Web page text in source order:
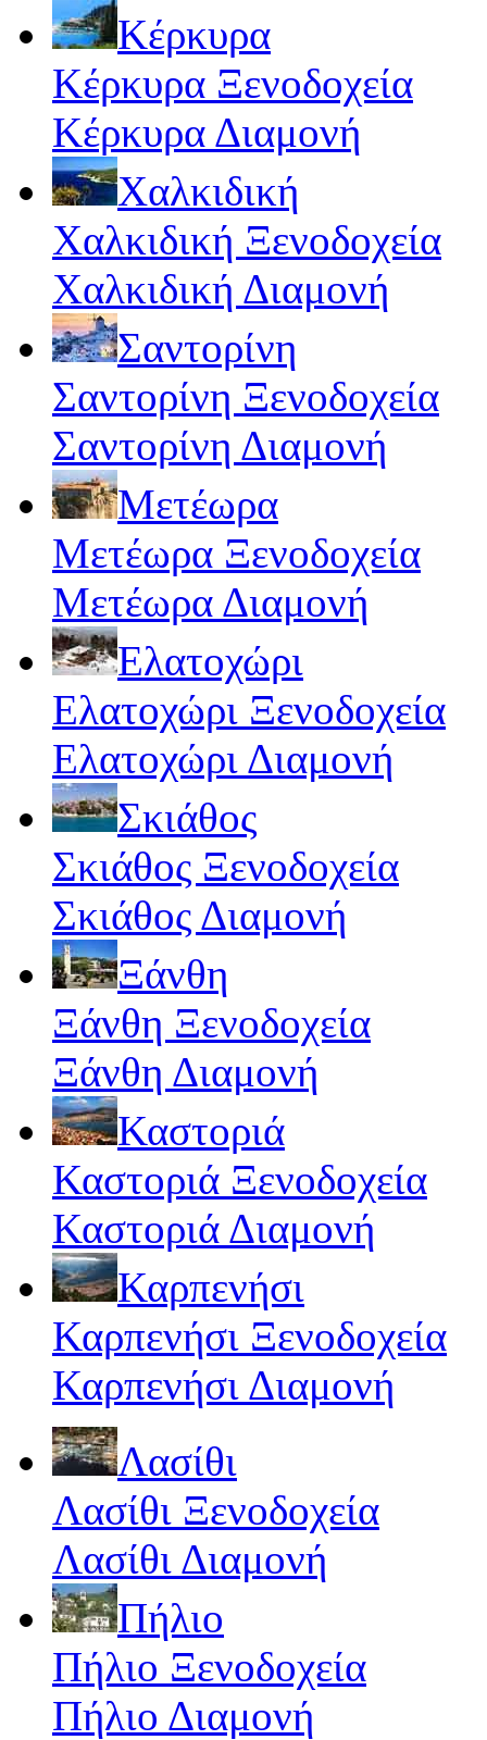
Κέρκυρα
Κέρκυρα Ξενοδοχεία
Κέρκυρα Διαμονή
Χαλκιδική
Χαλκιδική Ξενοδοχεία
Χαλκιδική Διαμονή
Σαντορίνη
Σαντορίνη Ξενοδοχεία
Σαντορίνη Διαμονή
Μετέωρα
Μετέωρα Ξενοδοχεία
Μετέωρα Διαμονή
Ελατοχώρι
Ελατοχώρι Ξενοδοχεία
Ελατοχώρι Διαμονή
Σκιάθος
Σκιάθος Ξενοδοχεία
Σκιάθος Διαμονή
Ξάνθη
Ξάνθη Ξενοδοχεία
Ξάνθη Διαμονή
Καστοριά
Καστοριά Ξενοδοχεία
Καστοριά Διαμονή
Καρπενήσι
Καρπενήσι Ξενοδοχεία
Καρπενήσι Διαμονή
Λασίθι
Λασίθι Ξενοδοχεία
Λασίθι Διαμονή
Πήλιο
Πήλιο Ξενοδοχεία
Πήλιο Διαμονή